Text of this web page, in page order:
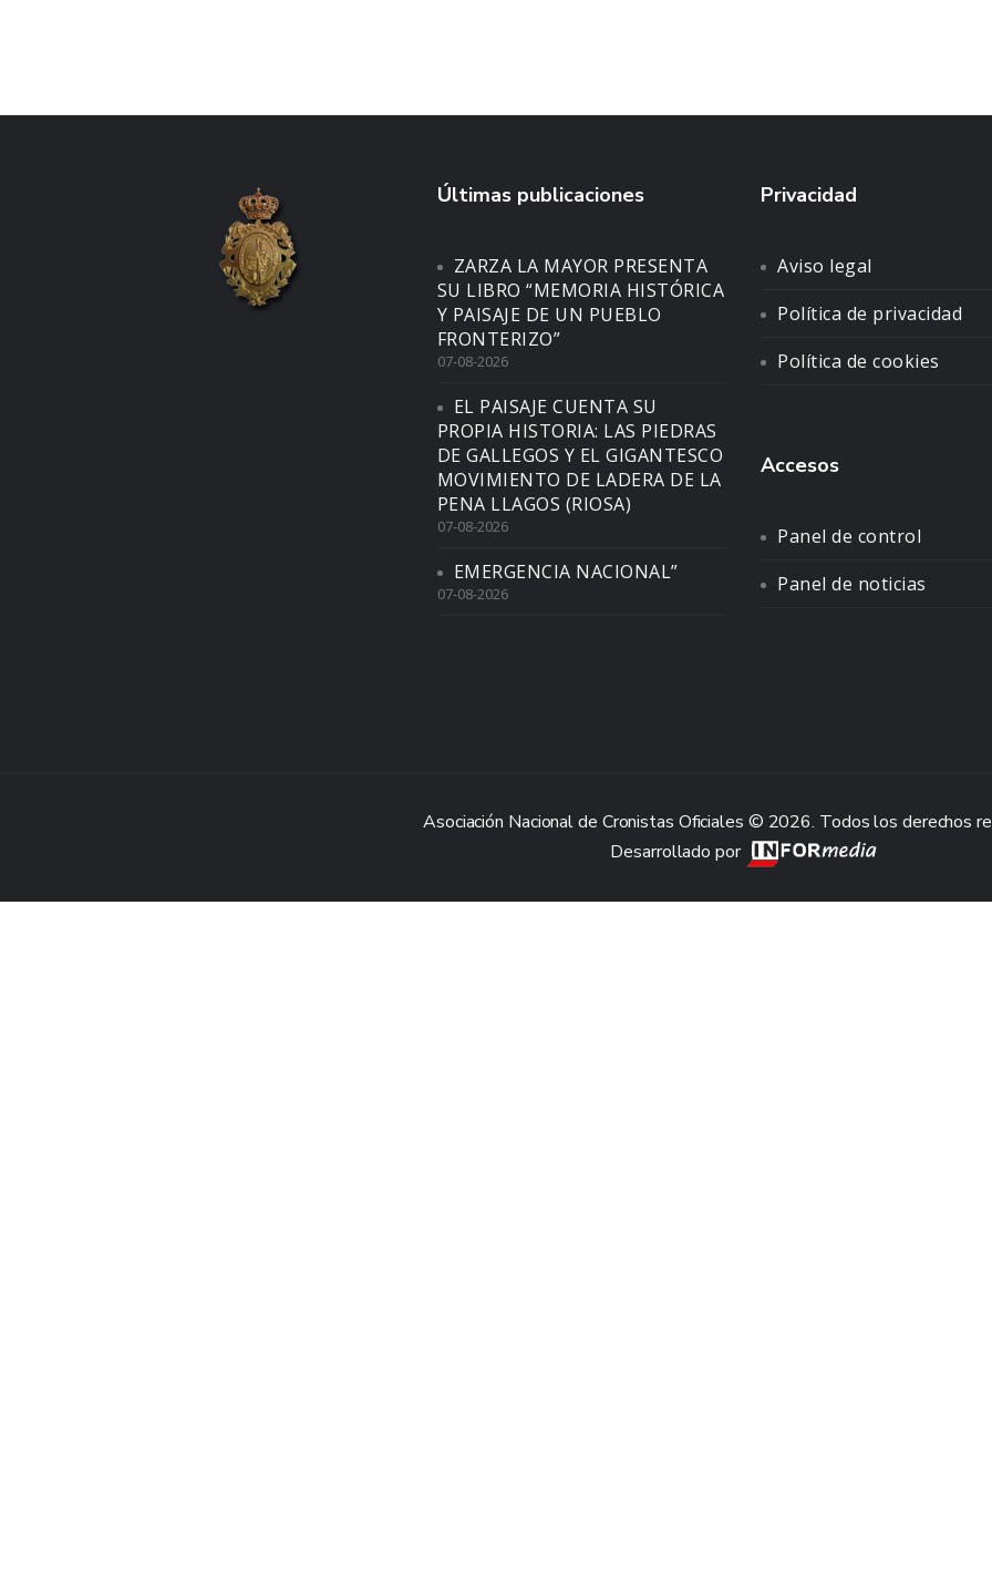
Últimas publicaciones
ZARZA LA MAYOR PRESENTA
SU LIBRO “MEMORIA HISTÓRICA
Y PAISAJE DE UN PUEBLO
FRONTERIZO”
07-08-2026
EL PAISAJE CUENTA SU
PROPIA HISTORIA: LAS PIEDRAS
DE GALLEGOS Y EL GIGANTESCO
MOVIMIENTO DE LADERA DE LA
PENA LLAGOS (RIOSA)
07-08-2026
EMERGENCIA NACIONAL”
07-08-2026
Privacidad
Aviso legal
Política de privacidad
Política de cookies
Accesos
Panel de control
Panel de noticias
Asociación Nacional de Cronistas Oficiales © 2026. Todos los derechos
Desarrollado por